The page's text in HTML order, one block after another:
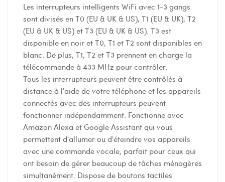
Les interrupteurs intelligents WiFi avec 1-3 gangs
sont divisés en T0 (EU & UK & US), T1 (EU & UK), T2
(EU & UK & US) et T3 (EU & UK & US). T3 est
disponible en noir et T0, T1 et T2 sont disponibles en
blanc. De plus, T1, T2 et T3 prennent en charge la
télécommande à 433 MHz pour contrôler.
Tous les interrupteurs peuvent être contrôlés à
distance à l'aide de votre téléphone et les appareils
connectés avec des interrupteurs peuvent
fonctionner indépendamment. Fonctionne avec
Amazon Alexa et Google Assistant qui vous
permettent d'allumer ou d'éteindre vos appareils
avec une commande vocale, parfait pour ceux qui
ont besoin de gérer beaucoup de tâches ménagères
simultanément. Dispose de boutons tactiles